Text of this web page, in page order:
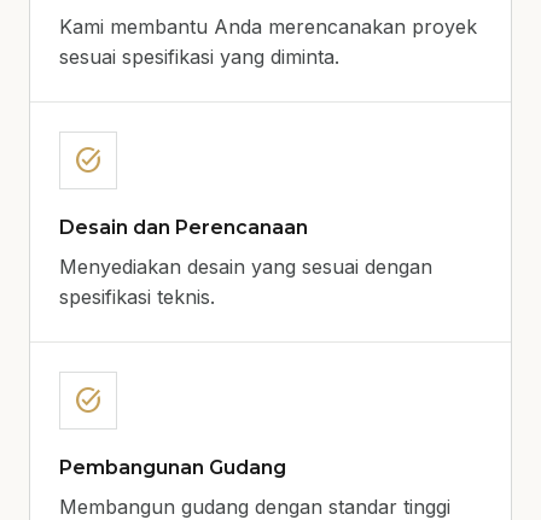
Kami membantu Anda merencanakan proyek
sesuai spesifikasi yang diminta.
task_alt
Desain dan Perencanaan
Menyediakan desain yang sesuai dengan
spesifikasi teknis.
task_alt
Pembangunan Gudang
Membangun gudang dengan standar tinggi